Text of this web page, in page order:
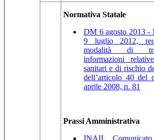
Normativa Statale
DM 6 agosto 2013 -
9 luglio 2012,
modalità di
informazioni
sanitari e di rischio
dell’articolo 40 del
aprile 2008, n. 81
Prassi Amministrativa
INAIL,